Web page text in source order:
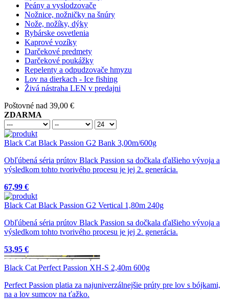
Peány a vyslodzovače
Nožnice, nožničky na šnúry
Nože, nožíky, dýky
Rybárske osvetlenia
Kaprové vozíky
Darčekové predmety
Darčekové poukážky
Repelenty a odpudzovače hmyzu
Lov na dierkach - Ice fishing
Živá nástraha LEN v predajni
Poštovné nad 39,00 €
ZDARMA
Black Cat Black Passion G2 Bank 3,00m/600g
Obľúbená séria prútov Black Passion sa dočkala ďalšieho vývoja a
výsledkom tohto tvorivého procesu je jej 2. generácia.
67,99 €
Black Cat Black Passion G2 Vertical 1,80m 240g
Obľúbená séria prútov Black Passion sa dočkala ďalšieho vývoja a
výsledkom tohto tvorivého procesu je jej 2. generácia.
53,95 €
Black Cat Perfect Passion XH-S 2,40m 600g
Perfect Passion platia za najuniverzálnejšie prúty pre lov s bójkami,
na a lov sumcov na ťažko.